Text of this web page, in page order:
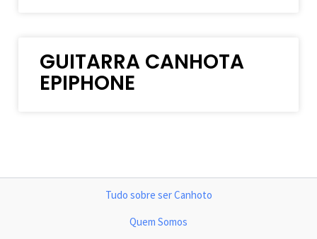
GUITARRA CANHOTA
EPIPHONE
Tudo sobre ser Canhoto
Quem Somos